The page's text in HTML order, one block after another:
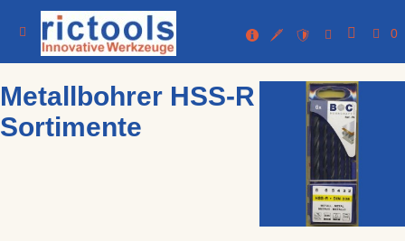
0
Metallbohrer HSS-R
Sortimente